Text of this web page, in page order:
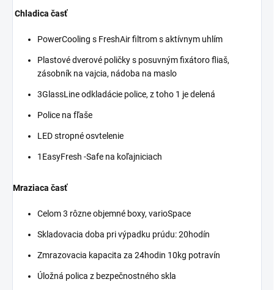
Chladica časť
PowerCooling s FreshAir filtrom s aktívnym uhlím
Plastové dverové poličky s posuvným fixátoro fliaš,
zásobník na vajcia, nádoba na maslo
3GlassLine odkladácie police, z toho 1 je delená
Police na fľaše
LED stropné osvtelenie
1EasyFresh -Safe na koľajniciach
Mraziaca časť
Celom 3 rôzne objemné boxy, varioSpace
Skladovacia doba pri výpadku prúdu: 20hodín
Zmrazovacia kapacita za 24hodin 10kg potravín
Úložná polica z bezpečnostného skla